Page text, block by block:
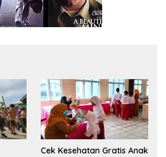
Cek Kesehatan Gratis Anak